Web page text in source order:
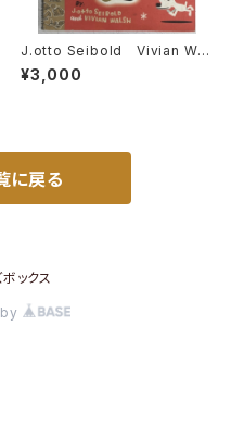
J.otto Seibold Vivian Wal
sh Mr. Lunch Takes a Pla
ne Ride 1993年 初版 VI
¥3,000
に戻る
ックス